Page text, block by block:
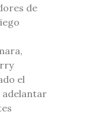
de
el
adelantar